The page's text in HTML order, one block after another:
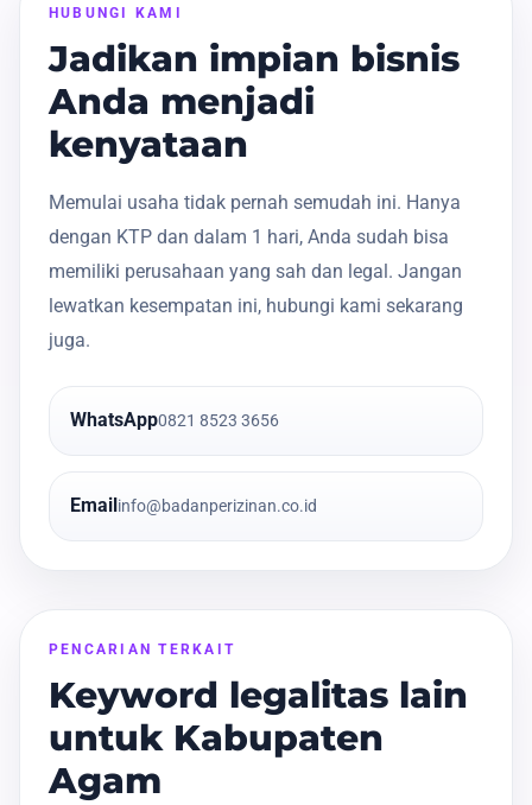
HUBUNGI KAMI
Jadikan impian bisnis
Anda menjadi
kenyataan
Memulai usaha tidak pernah semudah ini. Hanya
dengan KTP dan dalam 1 hari, Anda sudah bisa
memiliki perusahaan yang sah dan legal. Jangan
lewatkan kesempatan ini, hubungi kami sekarang
juga.
WhatsApp0821 8523 3656
Email info@badanperizinan.co.id
PENCARIAN TERKAIT
Keyword legalitas lain
untuk Kabupaten
Agam